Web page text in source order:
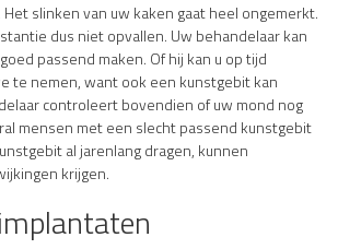
slinken van uw kaken gaat heel ongemerkt.
dus niet opvallen. Uw behandelaar kan
passend maken. Of hij kan u op tijd
te nemen, want ook een kunstgebit kan
controleert bovendien of uw mond nog
mensen met een slecht passend kunstgebit
al jarenlang dragen, kunnen
krijgen.